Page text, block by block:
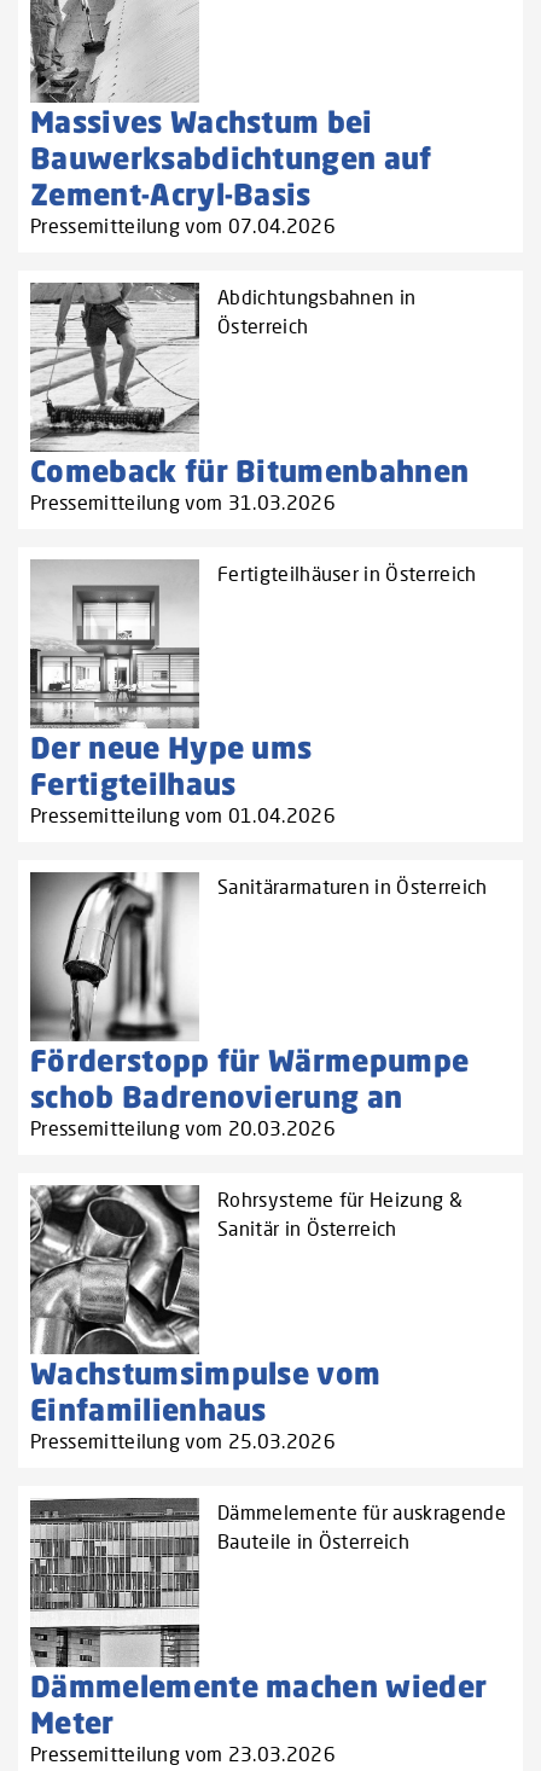
Massives Wachstum bei
Bauwerksabdichtungen auf
Zement-Acryl-Basis
Pressemitteilung vom 07.04.2026
Abdichtungsbahnen in
Österreich
Comeback für Bitumenbahnen
Pressemitteilung vom 31.03.2026
Fertigteilhäuser in Österreich
Der neue Hype ums
Fertigteilhaus
Pressemitteilung vom 01.04.2026
Sanitärarmaturen in Österreich
Förderstopp für Wärmepumpe
schob Badrenovierung an
Pressemitteilung vom 20.03.2026
Rohrsysteme für Heizung &
Sanitär in Österreich
Wachstumsimpulse vom
Einfamilienhaus
Pressemitteilung vom 25.03.2026
Dämmelemente für auskragende
Bauteile in Österreich
Dämmelemente machen wieder
Meter
Pressemitteilung vom 23.03.2026